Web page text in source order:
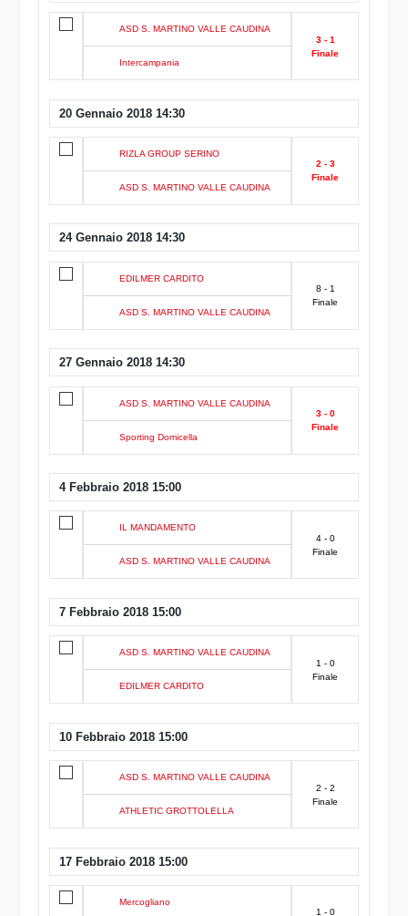
ASD S. MARTINO VALLE CAUDINA
Intercampania
3 - 1
Finale
20 Gennaio 2018 14:30
RIZLA GROUP SERINO
ASD S. MARTINO VALLE CAUDINA
2 - 3
Finale
24 Gennaio 2018 14:30
EDILMER CARDITO
ASD S. MARTINO VALLE CAUDINA
8 - 1
Finale
27 Gennaio 2018 14:30
ASD S. MARTINO VALLE CAUDINA
Sporting Domicella
3 - 0
Finale
4 Febbraio 2018 15:00
IL MANDAMENTO
ASD S. MARTINO VALLE CAUDINA
4 - 0
Finale
7 Febbraio 2018 15:00
ASD S. MARTINO VALLE CAUDINA
EDILMER CARDITO
1 - 0
Finale
10 Febbraio 2018 15:00
ASD S. MARTINO VALLE CAUDINA
ATHLETIC GROTTOLELLA
2 - 2
Finale
17 Febbraio 2018 15:00
Mercogliano
1 - 0